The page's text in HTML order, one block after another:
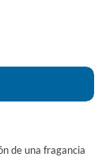
de una fragancia